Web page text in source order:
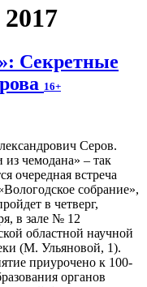
Секретные
16+
Серов.
из чемодана» – так
очередная встреча
собрание»,
в четверг,
в зале № 12
областной научной
(М. Ульяновой, 1).
приурочено к 100-
органов